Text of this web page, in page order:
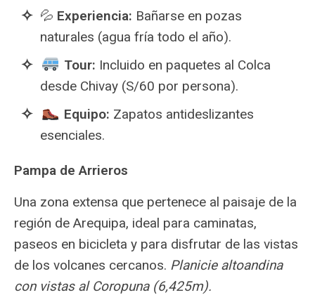
💦 Experiencia: Bañarse en pozas
naturales (agua fría todo el año).
Tour: Incluido en paquetes al Colca
desde Chivay (S/60 por persona).
Equipo: Zapatos antideslizantes
esenciales.
Pampa de Arrieros
Una zona extensa que pertenece al paisaje de la
región de Arequipa, ideal para caminatas,
paseos en bicicleta y para disfrutar de las vistas
de los volcanes cercanos. Planicie altoandina
con vistas al Coropuna (6,425m).